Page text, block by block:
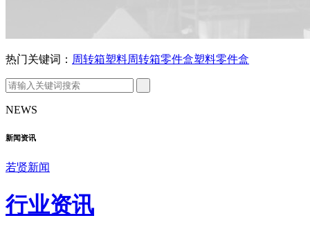
热门关键词： 周转箱塑料周转箱零件盒塑料零件盒
NEWS
新闻资讯
若贤新闻
行业资讯